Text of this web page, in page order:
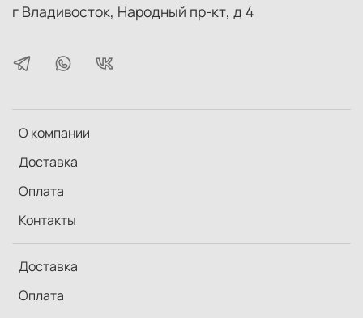
О компании
Доставка
Оплата
Контакты
Доставка
Оплата
г Владивосток, Народный пр-кт, д 4